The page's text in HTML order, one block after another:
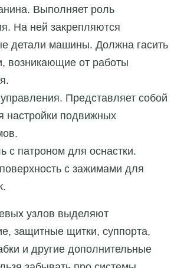
Выполняет роль
На ней закрепляются
детали машины. Должна гасить
возникающие от работы
Представляет собой
настройки подвижных
с патроном для оснастки.
с зажимами для
узлов выделяют
защитные щитки, суппорта,
и другие дополнительные